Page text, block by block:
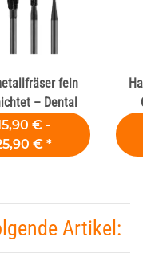
fein
– Dental
€ -
€ *
Artikel: